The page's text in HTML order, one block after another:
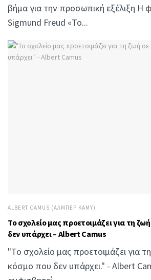
βήμα για την προσωπική εξέλιξη Η
Sigmund Freud «Το...
ALBERT CAMUS (ΑΛΜΠΈΡ ΚΑΜΎ)
Το σχολείο μας προετοιμάζει για τη
δεν υπάρχει – Albert Camus
"Το σχολείο μας προετοιμάζει για
κόσμο που δεν υπάρχει." - Albert